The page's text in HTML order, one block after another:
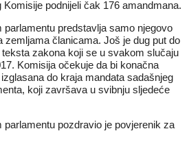
podnijeli čak 176 amandmana.
predstavlja samo njegovo
zemljama članicama. Još je dug put do
zakona koji se u svakom slučaju
Komisija očekuje da bi konačna
do kraja mandata sadašnjeg
koji završava u svibnju sljedeće
pozdravio je povjerenik za